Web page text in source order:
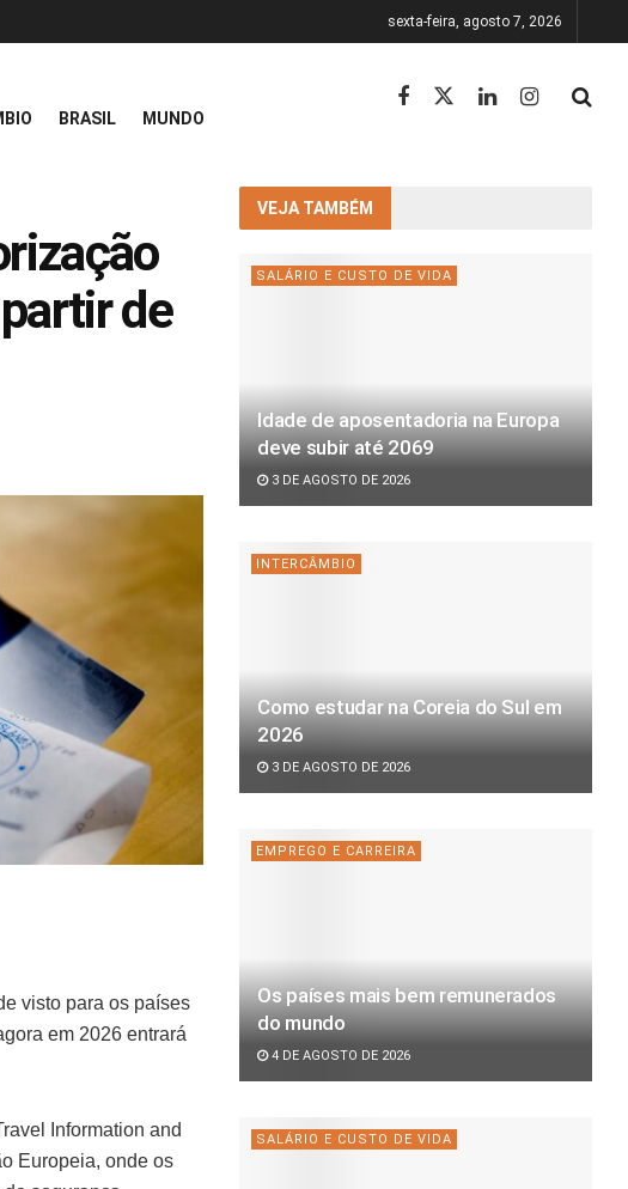
sexta-feira, agosto 7, 2026
BRASIL MUNDO
de
visto para os países
em 2026 entrará
Information and
Europeia, onde os
VEJA TAMBÉM
SALÁRIO E CUSTO DE VIDA
Idade de aposentadoria na Europa
deve subir até 2069
3 DE AGOSTO DE 2026
INTERCÂMBIO
Como estudar na Coreia do Sul em
2026
3 DE AGOSTO DE 2026
EMPREGO E CARREIRA
Os países mais bem remunerados
do mundo
4 DE AGOSTO DE 2026
SALÁRIO E CUSTO DE VIDA